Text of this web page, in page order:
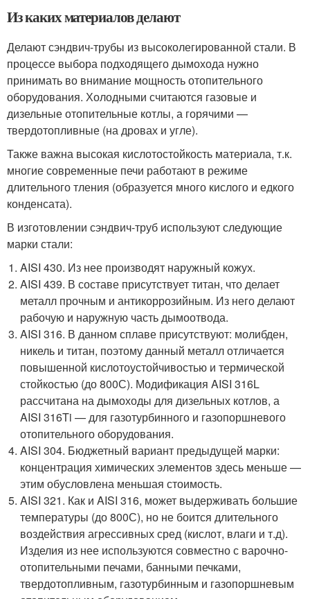
Из каких материалов делают
Делают сэндвич-трубы из высоколегированной стали. В
процессе выбора подходящего дымохода нужно
принимать во внимание мощность отопительного
оборудования. Холодными считаются газовые и
дизельные отопительные котлы, а горячими —
твердотопливные (на дровах и угле).
Также важна высокая кислотостойкость материала, т.к.
многие современные печи работают в режиме
длительного тления (образуется много кислого и едкого
конденсата).
В изготовлении сэндвич-труб используют следующие
марки стали:
AISI 430. Из нее производят наружный кожух.
AISI 439. В составе присутствует титан, что делает
металл прочным и антикоррозийным. Из него делают
рабочую и наружную часть дымоотвода.
AISI 316. В данном сплаве присутствуют: молибден,
никель и титан, поэтому данный металл отличается
повышенной кислотоустойчивостью и термической
стойкостью (до 800С). Модификация AISI 316L
рассчитана на дымоходы для дизельных котлов, а
AISI 316Ti — для газотурбинного и газопоршневого
отопительного оборудования.
AISI 304. Бюджетный вариант предыдущей марки:
концентрация химических элементов здесь меньше —
этим обусловлена меньшая стоимость.
AISI 321. Как и AISI 316, может выдерживать большие
температуры (до 800С), но не боится длительного
воздействия агрессивных сред (кислот, влаги и т.д).
Изделия из нее используются совместно с варочно-
отопительными печами, банными печками,
твердотопливным, газотурбинным и газопоршневым